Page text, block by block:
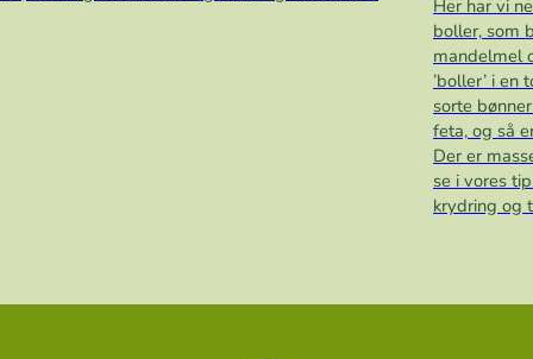
Her har vi
boller, som
mandelmel
’boller’ i
sorte
feta, og så
Der er
se i vores
krydring og